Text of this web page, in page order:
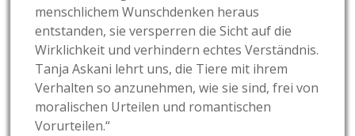
menschlichem Wunschdenken heraus
entstanden, sie versperren die Sicht auf die
Wirklichkeit und verhindern echtes Verständnis.
Tanja Askani lehrt uns, die Tiere mit ihrem
Verhalten so anzunehmen, wie sie sind, frei von
moralischen Urteilen und romantischen
Vorurteilen.“